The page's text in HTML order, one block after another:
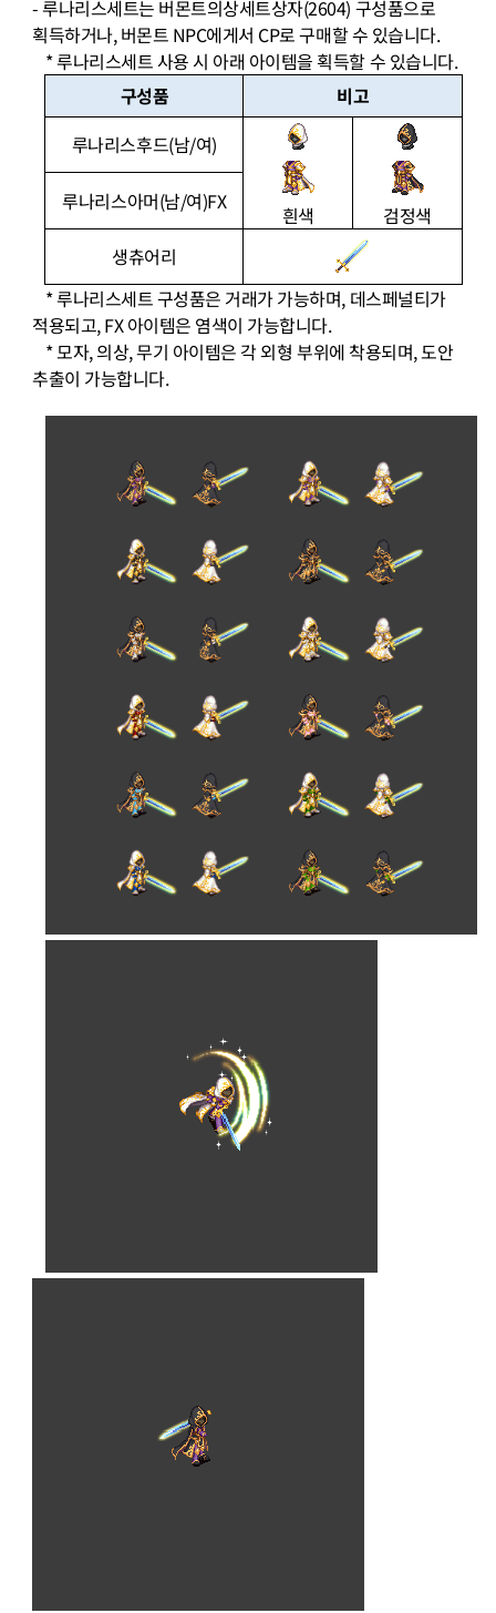
-루나리스세트는 버몬트의상세트상자(2604) 구성품으로
획득하거나,버몬트 NPC에게서 CP로 구매할 수 있습니다.
*루나리스세트 사용 시 아래 아이템을 획득할 수 있습니다.
구성품
비고
루나리스후드(남/여)
흰색 검정색
루나리스아머(남/여)FX
생츄어리
*루나리스세트 구성품은 거래가 가능하며, 데스페널티가
적용되고, FX아이템은 염색이 가능합니다.
*모자,의상,무기 아이템은 각 외형 부위에 착용되며,도안
추출이 가능합니다.